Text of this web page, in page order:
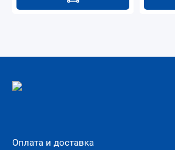
Оплата и доставка